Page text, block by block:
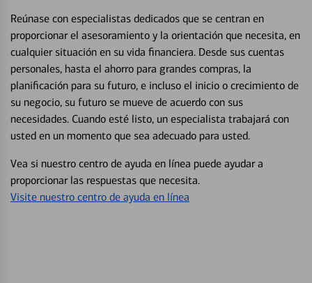
Reúnase con especialistas dedicados que se centran en
proporcionar el asesoramiento y la orientación que necesita, en
cualquier situación en su vida financiera. Desde sus cuentas
personales, hasta el ahorro para grandes compras, la
planificación para su futuro, e incluso el inicio o crecimiento de
su negocio, su futuro se mueve de acuerdo con sus
necesidades. Cuando esté listo, un especialista trabajará con
usted en un momento que sea adecuado para usted.
Vea si nuestro centro de ayuda en línea puede ayudar a
proporcionar las respuestas que necesita.
Visite nuestro centro de ayuda en línea